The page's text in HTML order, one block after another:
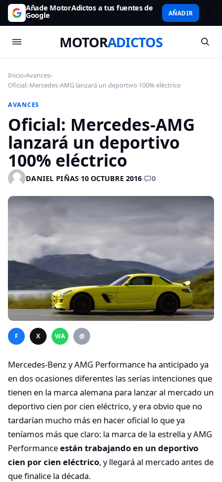
Añade MotorAdictos a tus fuentes de
Google AÑADIR
MOTORADICTOS
Inicio›Avances›
Oficial: Mercedes-AMG lanzará un deportivo 100% eléctrico
AVANCES
Oficial: Mercedes-AMG
lanzará un deportivo
100% eléctrico
DANIEL PIÑAS·10 OCTUBRE 2016· 0
F X WA @
Mercedes-Benz y AMG Performance ha anticipado ya
en dos ocasiones diferentes las serias intenciones que
tienen en la marca alemana para lanzar al mercado un
deportivo cien por cien eléctrico, y era obvio que no
tardarían mucho más en hacer oficial lo que ya
teníamos más que claro: la marca de la estrella y AMG
Performanceestán trabajando en un deportivo
cien por cien eléctrico, y llegará al mercado antes de
que finalice la década.